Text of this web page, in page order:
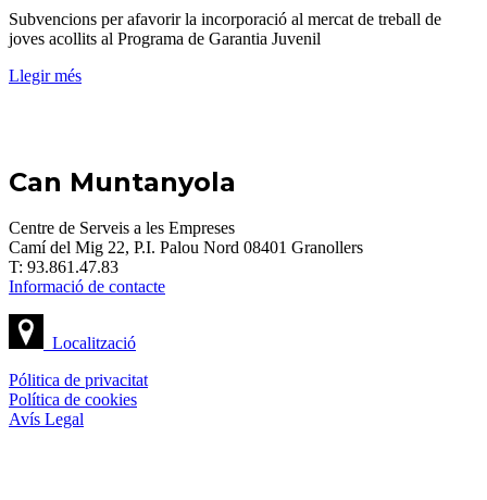
Subvencions per afavorir la incorporació al mercat de treball de
joves acollits al Programa de Garantia Juvenil
Llegir més
Can Muntanyola
Centre de Serveis a les Empreses
Camí del Mig 22, P.I. Palou Nord 08401 Granollers
T: 93.861.47.83
Informació de contacte
Localització
Pólitica de privacitat
Política de cookies
Avís Legal